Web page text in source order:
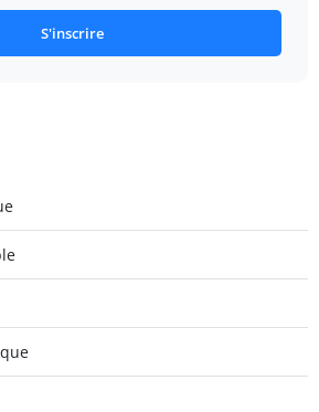
S'inscrire